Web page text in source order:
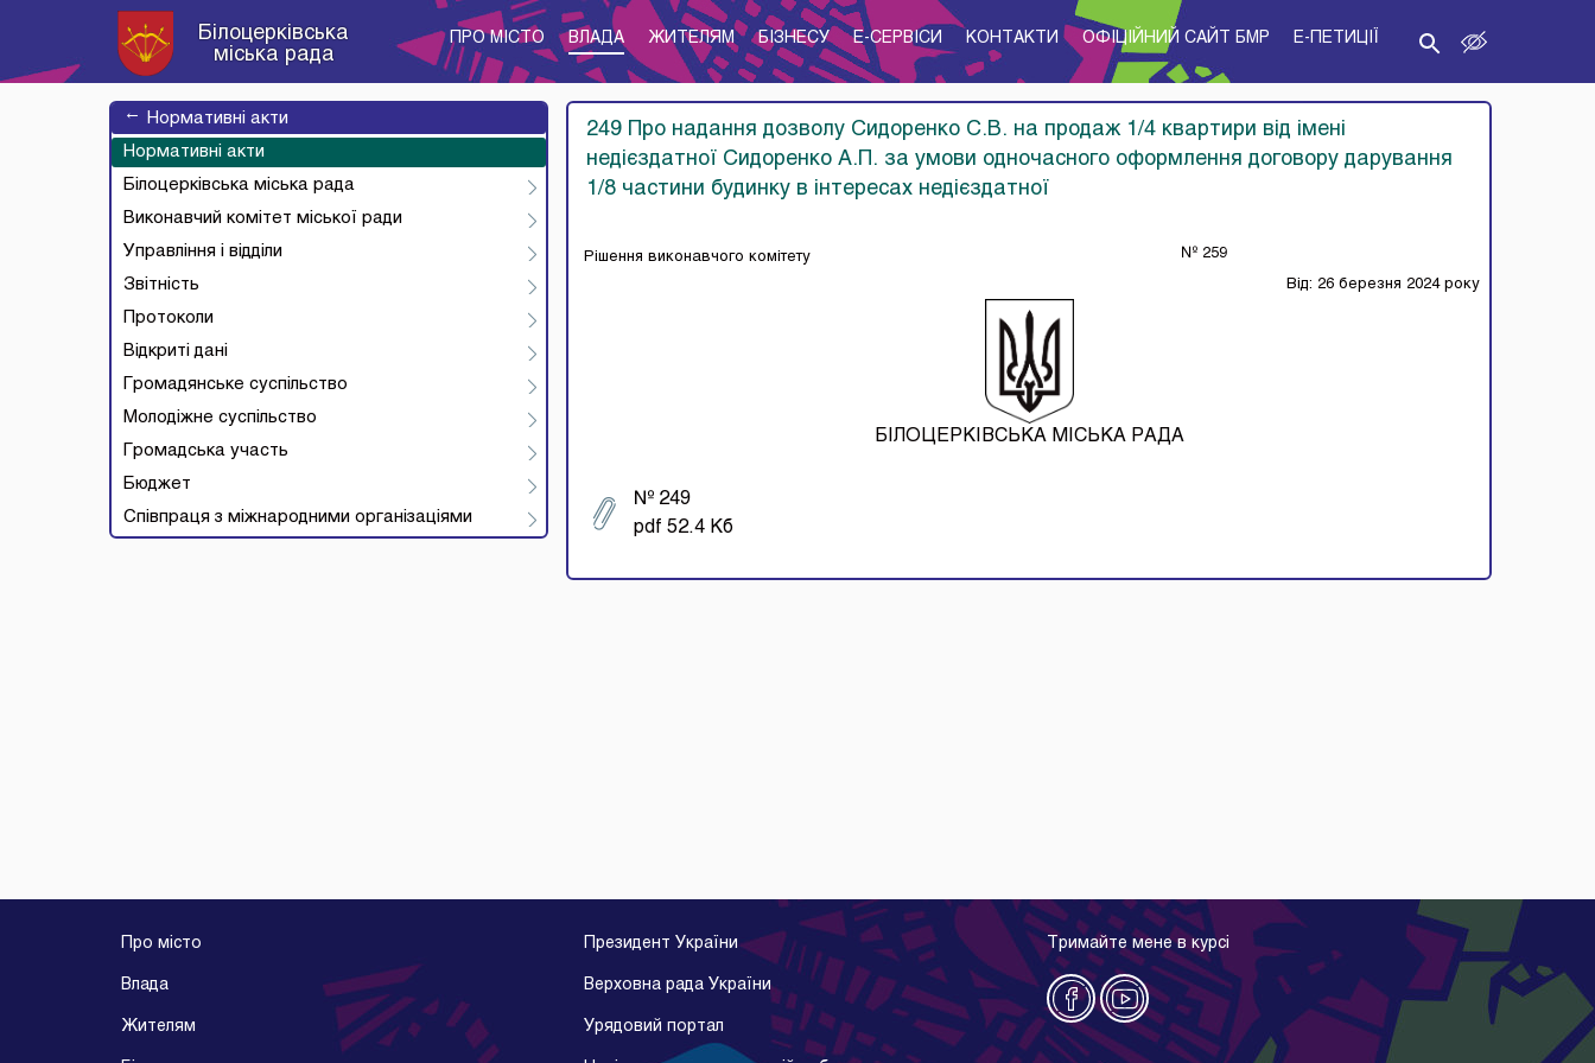
Білоцерківська
міська рада
ПРО МІСТО ВЛАДА ЖИТЕЛЯМ БІЗНЕСУ E-CЕРВІСИ КОНТАКТИ ОФІЦІЙНИЙ САЙТ БМР E-ПЕТИЦІЇ
→
Нормативні акти
Нормативні акти
Білоцерківська міська рада
Виконавчий комітет міської ради
Управління і відділи
Звітність
Протоколи
Відкриті дані
Громадянське суспільство
Молодіжне суспільство
Громадська участь
Бюджет
Співпраця з міжнародними організаціями
249 Про надання дозволу Сидоренко С.В. на продаж 1/4 квартири від імені
недієздатної Сидоренко А.П. за умови одночасного оформлення договору дарування
1/8 частини будинку в інтересах недієздатної
Рішення виконавчого комітету № 259
Від: 26 березня 2024 року
БІЛОЦЕРКІВСЬКА МІСЬКА РАДА
№ 249
pdf 52.4 Кб
Про місто
Влада
Жителям
Президент України
Верховна рада України
Урядовий портал
Тримайте мене в курсі